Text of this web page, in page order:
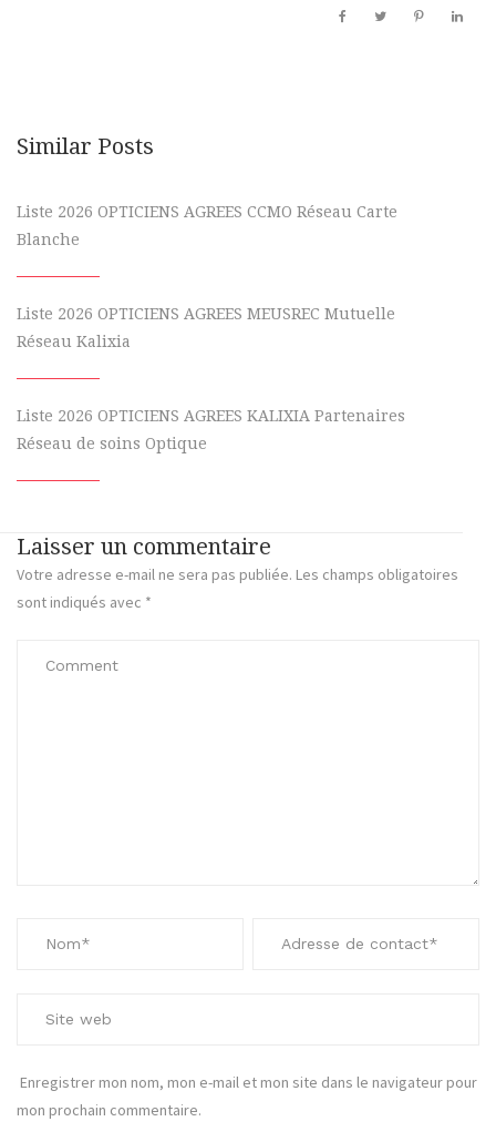
Similar Posts
Liste 2026 OPTICIENS AGREES CCMO Réseau Carte
Blanche
Liste 2026 OPTICIENS AGREES MEUSREC Mutuelle
Réseau Kalixia
Liste 2026 OPTICIENS AGREES KALIXIA Partenaires
Réseau de soins Optique
Laisser un commentaire
Votre adresse e-mail ne sera pas publiée. Les champs obligatoires
sont indiqués avec *
Enregistrer mon nom, mon e-mail et mon site dans le navigateur pour
mon prochain commentaire.